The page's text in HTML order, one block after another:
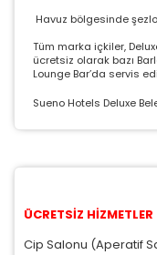
Havuz bölgesinde
Tüm marka içkiler,
ücretsiz olarak bazı
Lounge Bar’da servis
Sueno Hotels Deluxe
ÜCRETSİZ HİZMETLER
Cip Salonu (Aperatif